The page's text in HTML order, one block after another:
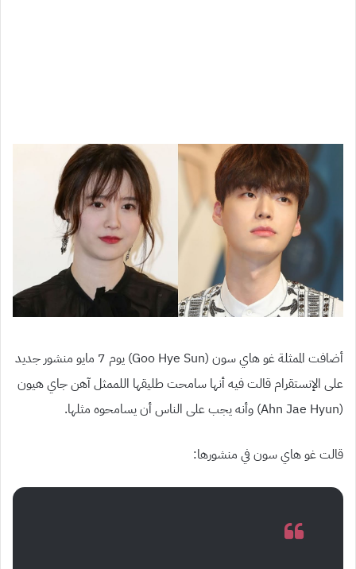
أضافت الممثلة غو هاي سون (Goo Hye Sun) يوم 7 مايو منشور جديد
على الإنستقرام قالت فيه أنها سامحت طليقها اللممثل آهن جاي هيون
(Ahn Jae Hyun) وأنه يجب على الناس أن يسامحوه مثلها.
قالت غو هاي سون في منشورها: